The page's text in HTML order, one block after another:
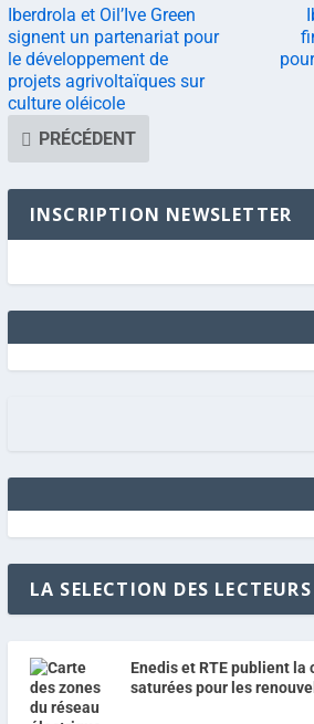
Iberdrola et Oil’Ive Green
signent un partenariat pour
le développement de
projets agrivoltaïques sur
culture oléicole
PRÉCÉDENT
INSCRIPTION NEWSLETTER
LA SELECTION DES LECTEURS
Enedis et RTE publient la
saturées pour les